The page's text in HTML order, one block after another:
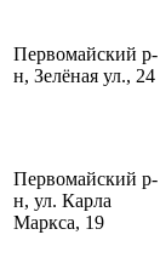
Первомайский р-
н, Зелёная ул., 24
Первомайский р-
н, ул. Карла
Маркса, 19